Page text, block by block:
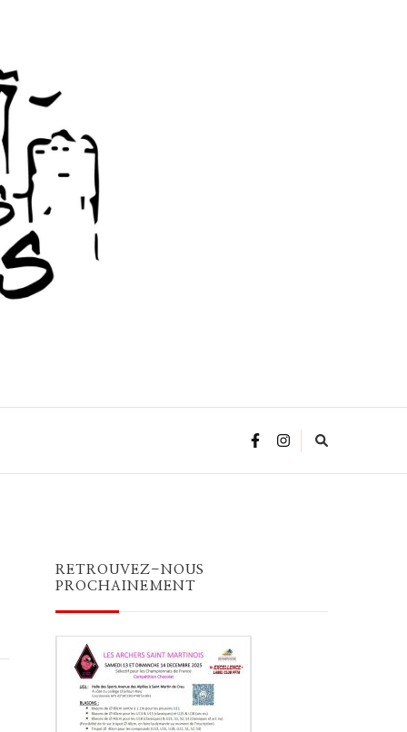
RETROUVEZ-NOUS
PROCHAINEMENT